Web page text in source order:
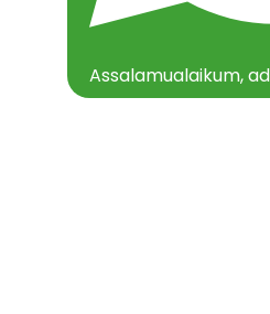
Assalamualaikum,